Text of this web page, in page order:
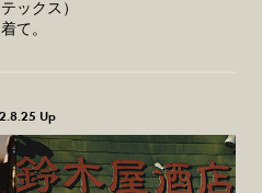
テックス）
て。
Up